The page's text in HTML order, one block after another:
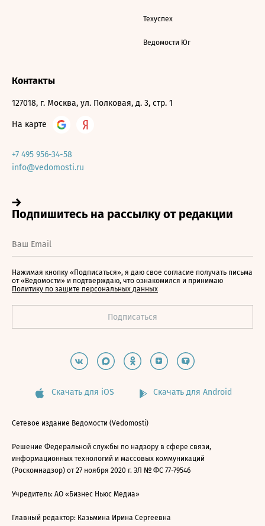
Техуспех
Ведомости Юг
Контакты
127018, г. Москва, ул. Полковая, д. 3, стр. 1
На карте
+7 495 956-34-58
info@vedomosti.ru
Нажимая кнопку «Подписаться», я даю свое согласие получать письма
от «Ведомости» и подтверждаю, что ознакомился и принимаю
Политику по защите персональных данных
Скачать для iOS Скачать для Android
Сетевое издание Ведомости (Vedomosti)
Решение Федеральной службы по надзору в сфере связи,
информационных технологий и массовых коммуникаций
(Роскомнадзор) от 27 ноября 2020 г. ЭЛ № ФС 77-79546
Учредитель: АО «Бизнес Ньюс Медиа»
Главный редактор: Казьмина Ирина Сергеевна